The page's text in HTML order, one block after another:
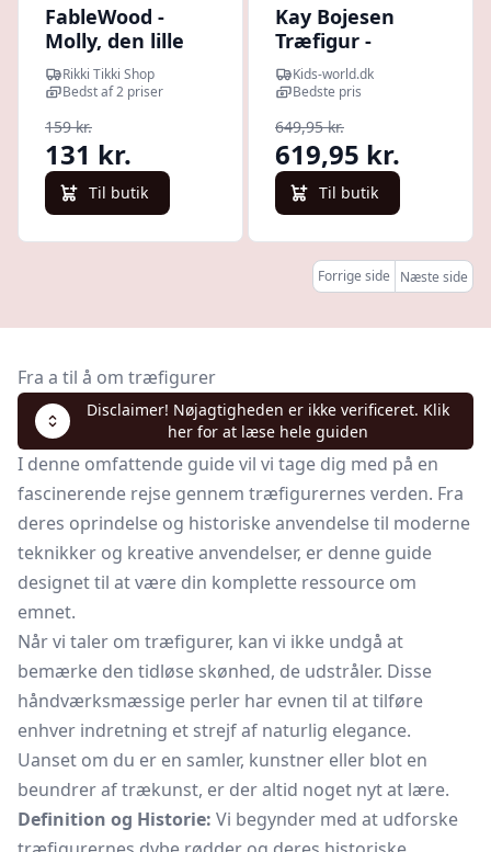
FableWood -
Molly, den lille
hund Pick-me-up
(S)
Rikki Tikki Shop
Bedst af 2 priser
159 kr.
131 kr.
Til butik
Kay Bojesen
Træfigur -
Sangfugl - 15 cm
- Love
Kids-world.dk
Bedste pris
649,95 kr.
619,95 kr.
Til butik
Forrige side Næste side
Fra a til å om træfigurer
Disclaimer! Nøjagtigheden er ikke verificeret. Klik
her for at læse hele guiden
I denne omfattende guide vil vi tage dig med på en
fascinerende rejse gennem træfigurernes verden. Fra
deres oprindelse og historiske anvendelse til moderne
teknikker og kreative anvendelser, er denne guide
designet til at være din komplette ressource om
emnet.
Når vi taler om træfigurer, kan vi ikke undgå at
bemærke den tidløse skønhed, de udstråler. Disse
håndværksmæssige perler har evnen til at tilføre
enhver indretning et strejf af naturlig elegance.
Uanset om du er en samler, kunstner eller blot en
beundrer af trækunst, er der altid noget nyt at lære.
Definition og Historie: Vi begynder med at udforske